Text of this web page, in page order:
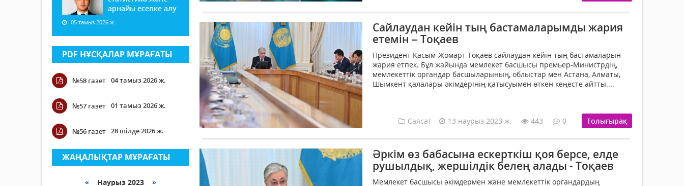
арнайы есепке алу
05 тамыз 2026 ж.
PDF НҰСҚАЛАР МҰРАҒАТЫ
№58 газет 04 тамыз 2026 ж.
№57 газет 01 тамыз 2026 ж.
№56 газет 28 шілде 2026 ж.
ЖАҢАЛЫҚТАР МҰРАҒАТЫ
« Наурыз 2023 »
Сайлаудан кейін тың бастамаларымды жария
етемін – Тоқаев
Президент Қасым-Жомарт Тоқаев сайлаудан кейін тың бастамаларын
жария етпек. Бұл жайында мемлекет басшысы премьер-Министрдің,
мемлекеттік органдар басшыларының, облыстар мен Астана, Алматы,
Шымкент қалалары әкімдерінің қатысуымен өткен кеңесте айтты....
Саясат 13 наурыз 2023 ж. 443 0 Толығырақ
Әркім өз бабасына ескерткіш қоя берсе, елде
рушылдық, жершілдік белең алады - Тоқаев
Мемлекет басшысы әкімдермен және мемлекеттік органдардың